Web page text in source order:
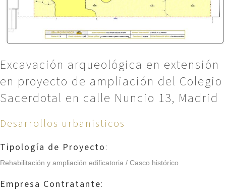
Excavación arqueológica en extensión
en proyecto de ampliación del Colegio
Sacerdotal en calle Nuncio 13, Madrid
Desarrollos urbanísticos
Tipología de Proyecto:
Rehabilitación y ampliación edificatoria / Casco histórico
Empresa Contratante: